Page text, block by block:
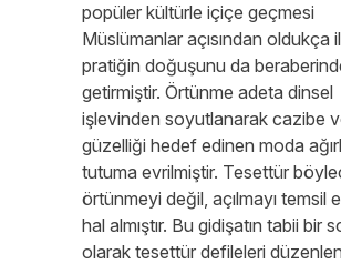
popüler kültürle içiçe geçmesi
Müslümanlar açısından oldukça
pratiğin doğuşunu da
getirmiştir. Örtünme adeta dinsel
işlevinden soyutlanarak cazibe
güzelliği hedef edinen moda
tutuma evrilmiştir. Tesettür
örtünmeyi değil, açılmayı temsil
hal almıştır. Bu gidişatın tabii bir
olarak tesettür defileleri